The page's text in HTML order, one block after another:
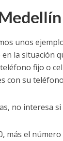
unos
la situación
fijo o
con su
no interesa
más el